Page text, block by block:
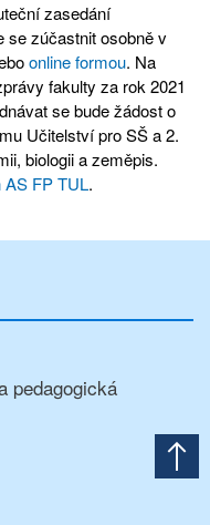
zasedání
se zúčastnit osobně v
online formou. Na
fakulty za rok 2021
se bude žádost o
Učitelství pro SŠ a 2.
biologii a zeměpis.
FP TUL.
pedagogická